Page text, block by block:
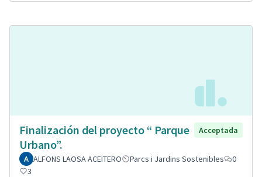
Finalización del proyecto “ Parque
Urbano”.
Acceptada
ALFONS LAOSA ACEITERO Parcs i Jardins Sostenibles
0
3